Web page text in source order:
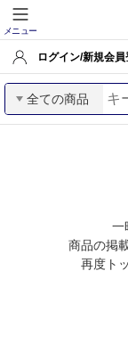
メニュー
ログイン/新規会員
全ての商品
一
商品の掲
再度ト